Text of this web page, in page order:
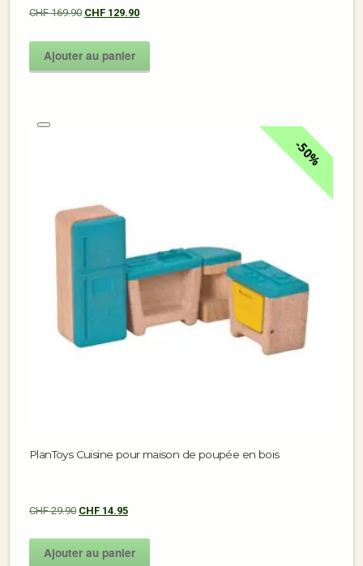
CHF169.90 CHF 129.90
Ajouter au panier
50%
PlanToys Cuisine pour maison de poupée en bois
CHF29.90 CHF 14.95
Ajouter au panier